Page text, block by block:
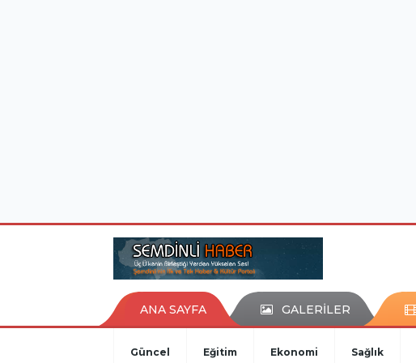
ANA SAYFA GALERİLER
Güncel Eğitim Ekonomi Sağlık